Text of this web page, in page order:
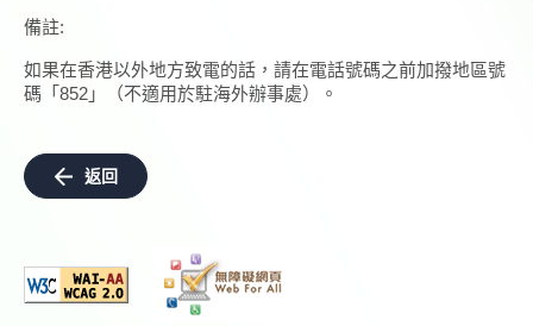
備註:
如果在香港以外地方致電的話，請在電話號碼之前加撥地區號
碼「852」（不適用於駐海外辦事處）。
返回